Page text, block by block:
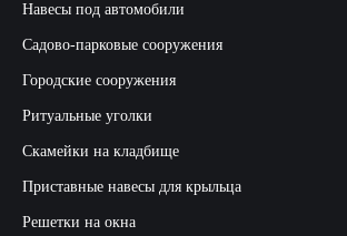
Навесы под автомобили
Садово-парковые сооружения
Городские сооружения
Ритуальные уголки
Скамейки на кладбище
Приставные навесы для крыльца
Решетки на окна